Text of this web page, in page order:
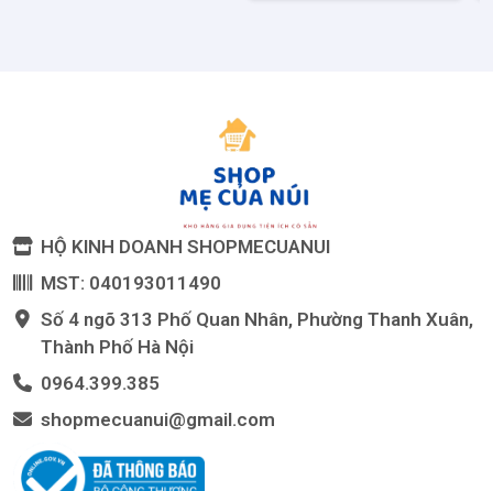
HỘ KINH DOANH SHOPMECUANUI
MST: 040193011490
Số 4 ngõ 313 Phố Quan Nhân, Phường Thanh Xuân,
Thành Phố Hà Nội
0964.399.385
shopmecuanui@gmail.com